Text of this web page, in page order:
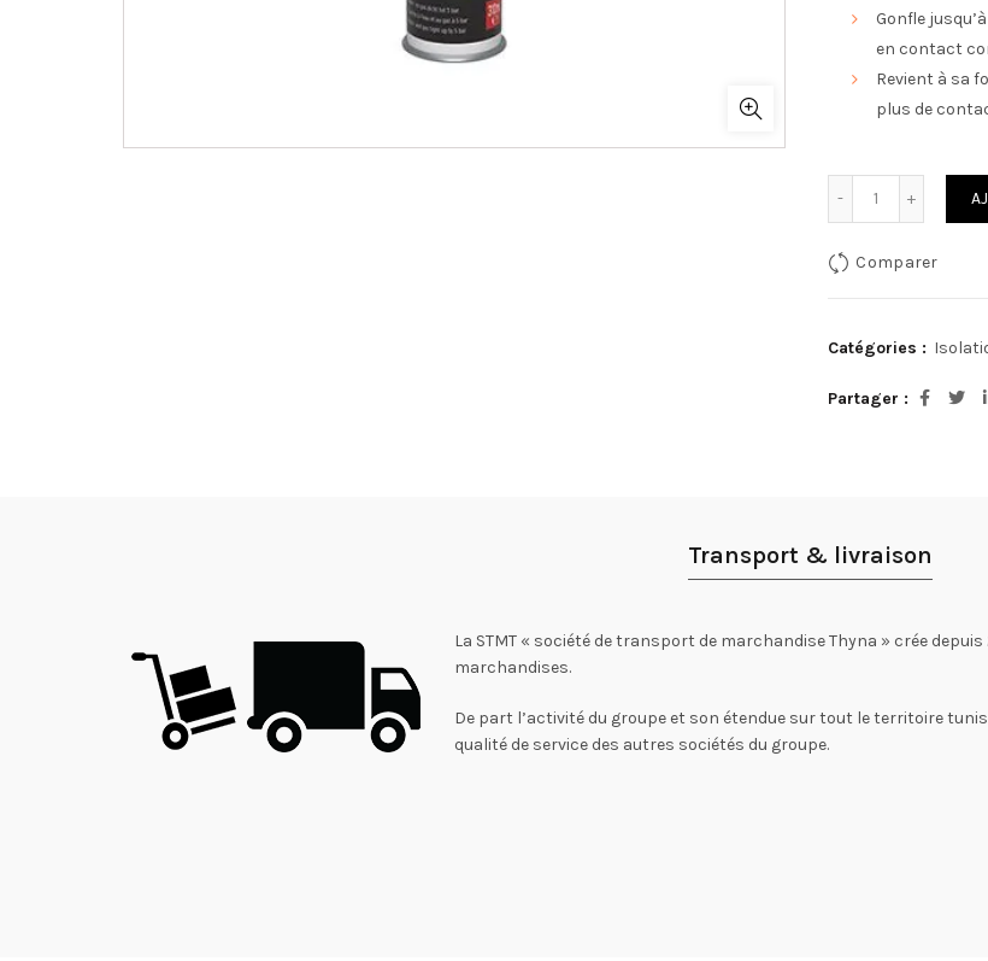
Gonfle
en contact
Revient à sa
plus de
Comparer
Catégories :
Partager
Transport & livraison
La STMT « société de transport de marchandise Thyna » crée
marchandises.
De part l’activité du groupe et son étendue sur tout le territoire
qualité de service des autres sociétés du groupe.